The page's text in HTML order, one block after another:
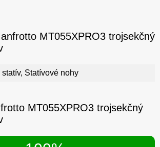
MT055XPRO3 trojsekčný
Statívové nohy
MT055XPRO3 trojsekčný